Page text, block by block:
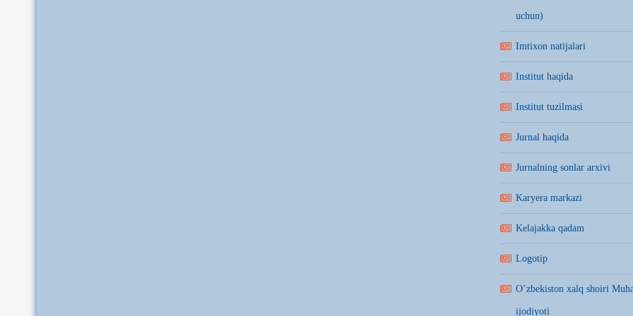
uchun)
Imtixon natijalari
Institut haqida
Institut tuzilmasi
Jurnal haqida
Jurnalning sonlar arxivi
Karyera markazi
Kelajakka qadam
Logotip
O’zbekiston xalq shoiri
ijodiyoti